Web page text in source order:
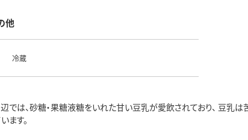
他
冷蔵
は、砂糖・果糖液糖をいれた甘い豆乳が愛飲されており、 豆乳は
ます。